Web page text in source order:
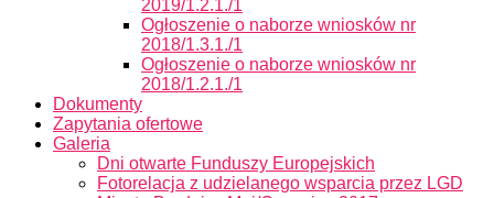
2019/1.2.1./1
Ogłoszenie o naborze wniosków nr
2018/1.3.1./1
Ogłoszenie o naborze wniosków nr
2018/1.2.1./1
Dokumenty
Zapytania ofertowe
Galeria
Dni otwarte Funduszy Europejskich
Fotorelacja z udzielanego wsparcia przez LGD